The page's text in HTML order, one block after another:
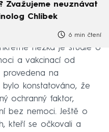
Zvažujeme neuznávat
Chlíbek
6 min čtení
hezká je studie o
a vakcinací od
provedena na
bylo konstatováno, že
ochranný faktor,
bez nemoci. Ještě o
kteří se očkovali a